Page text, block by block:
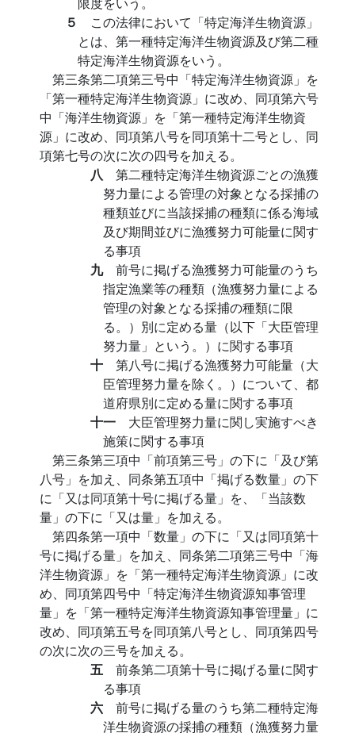
５ この法律において「特定海洋生物資源」
とは、第一種特定海洋生物資源及び第二種
特定海洋生物資源をいう。
第三条第二項第三号中「特定海洋生物資源」を
「第一種特定海洋生物資源」に改め、同項第六号
中「海洋生物資源」を「第一種特定海洋生物資
源」に改め、同項第八号を同項第十二号とし、同
項第七号の次に次の四号を加える。
八 第二種特定海洋生物資源ごとの漁獲
努力量による管理の対象となる採捕の
種類並びに当該採捕の種類に係る海域
及び期間並びに漁獲努力可能量に関す
る事項
九 前号に掲げる漁獲努力可能量のうち
指定漁業等の種類（漁獲努力量による
管理の対象となる採捕の種類に限
る。）別に定める量（以下「大臣管理
努力量」という。）に関する事項
十 第八号に掲げる漁獲努力可能量（大
臣管理努力量を除く。）について、都
道府県別に定める量に関する事項
十一 大臣管理努力量に関し実施すべき
施策に関する事項
第三条第三項中「前項第三号」の下に「及び第
八号」を加え、同条第五項中「掲げる数量」の下
に「又は同項第十号に掲げる量」を、「当該数
量」の下に「又は量」を加える。
第四条第一項中「数量」の下に「又は同項第十
号に掲げる量」を加え、同条第二項第三号中「海
洋生物資源」を「第一種特定海洋生物資源」に改
め、同項第四号中「特定海洋生物資源知事管理
量」を「第一種特定海洋生物資源知事管理量」に
改め、同項第五号を同項第八号とし、同項第四号
の次に次の三号を加える。
五 前条第二項第十号に掲げる量に関す
る事項
六 前号に掲げる量のうち第二種特定海
洋生物資源の採捕の種類（漁獲努力量